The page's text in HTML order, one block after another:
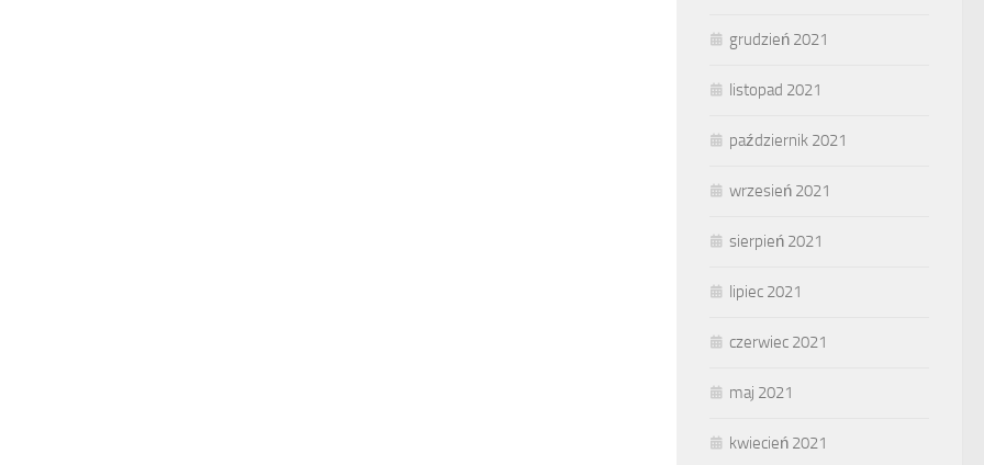
grudzień 2021
listopad 2021
październik 2021
wrzesień 2021
sierpień 2021
lipiec 2021
czerwiec 2021
maj 2021
kwiecień 2021